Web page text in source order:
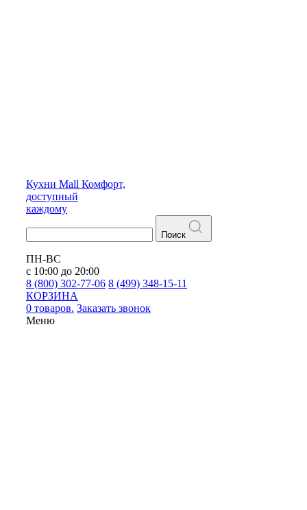
Кухни Mall Комфорт,
доступный
каждому
Поиск
ПН-ВС
с 10:00 до 20:00
8 (800) 302-77-06 8 (499) 348-15-11
КОРЗИНА
0 товаров. Заказать звонок
Меню